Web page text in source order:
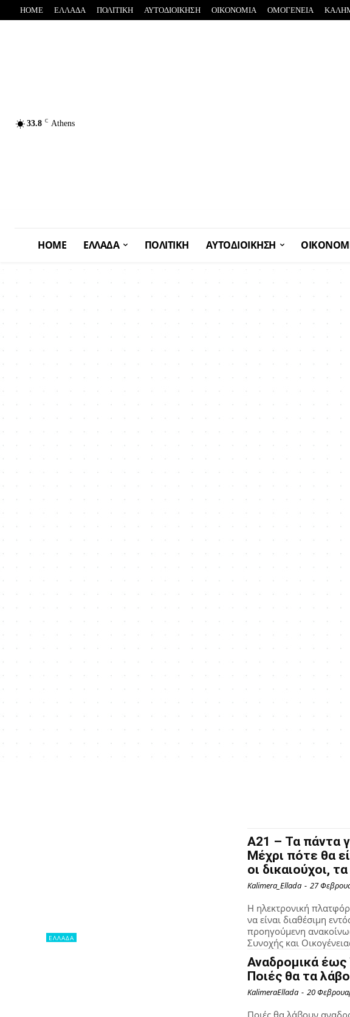
HOME ΕΛΛΑΔΑ ΠΟΛΙΤΙΚΗ ΑΥΤΟΔΙΟΙΚΗΣΗ OIKONOMIA ΟΜΟΓΕΝΕΙΑ
33.8 C Athens
HOME ΕΛΛΑΔΑ ΠΟΛΙΤΙΚΗ ΑΥΤΟΔΙΟΙΚΗΣΗ
ΕΛΛΑΔΑ
Α21 – Τα πάντα
Μέχρι πότε θα
οι δικαιούχοι,
Kalimera_Ellada - 27
Η ηλεκτρονική
να είναι διαθέσιμη
προηγούμενη
Συνοχής και
Αναδρομικά
Ποιές θα τα
KalimeraEllada - 20
Ποιές θα λάβουν